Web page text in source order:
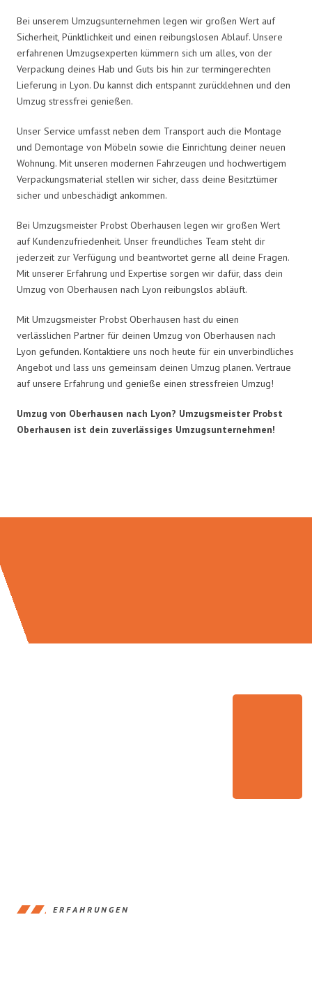
Bei unserem Umzugsunternehmen legen wir großen Wert auf
Sicherheit, Pünktlichkeit und einen reibungslosen Ablauf. Unsere
erfahrenen Umzugsexperten kümmern sich um alles, von der
Verpackung deines Hab und Guts bis hin zur termingerechten
Lieferung in Lyon. Du kannst dich entspannt zurücklehnen und den
Umzug stressfrei genießen.
Unser Service umfasst neben dem Transport auch die Montage
und Demontage von Möbeln sowie die Einrichtung deiner neuen
Wohnung. Mit unseren modernen Fahrzeugen und hochwertigem
Verpackungsmaterial stellen wir sicher, dass deine Besitztümer
sicher und unbeschädigt ankommen.
Bei Umzugsmeister Probst Oberhausen legen wir großen Wert
auf Kundenzufriedenheit. Unser freundliches Team steht dir
jederzeit zur Verfügung und beantwortet gerne all deine Fragen.
Mit unserer Erfahrung und Expertise sorgen wir dafür, dass dein
Umzug von Oberhausen nach Lyon reibungslos abläuft.
Mit Umzugsmeister Probst Oberhausen hast du einen
verlässlichen Partner für deinen Umzug von Oberhausen nach
Lyon gefunden. Kontaktiere uns noch heute für ein unverbindliches
Angebot und lass uns gemeinsam deinen Umzug planen. Vertraue
auf unsere Erfahrung und genieße einen stressfreien Umzug!
Umzug von Oberhausen nach Lyon? Umzugsmeister Probst
Oberhausen ist dein zuverlässiges Umzugsunternehmen!
ERFAHRUNGEN